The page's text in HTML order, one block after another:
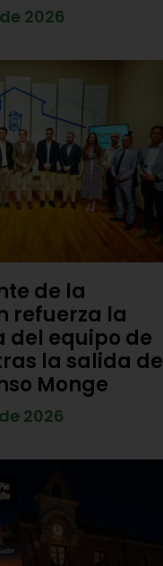
2026
de la
refuerza la
del equipo de
la salida de
Monge
2026